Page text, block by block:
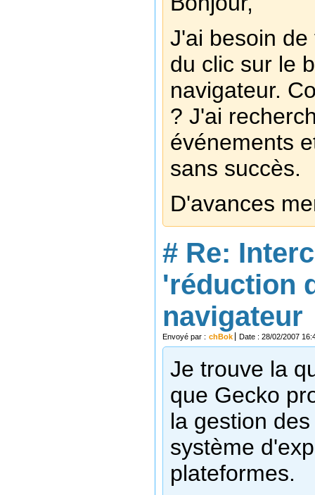
J'ai besoin
du clic sur le
navigateur.
? J'ai
événements
sans succès.
D'avances
# Re:
'réduction
navigateur
Envoyé par : chBok Date : 28/02/2007
Je trouve la
que Gecko
la gestion
système
plateformes.